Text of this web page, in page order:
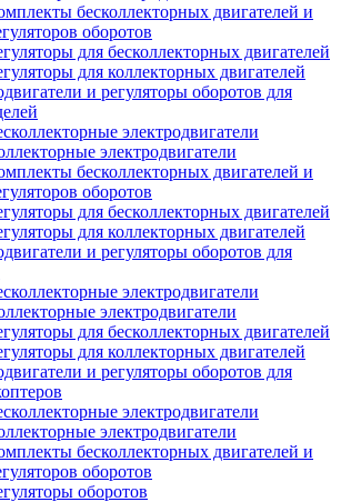
бесколлекторных двигателей и
оборотов
для бесколлекторных двигателей
для коллекторных двигателей
и регуляторы оборотов для
электродвигатели
электродвигатели
бесколлекторных двигателей и
оборотов
для бесколлекторных двигателей
для коллекторных двигателей
и регуляторы оборотов для
электродвигатели
электродвигатели
для бесколлекторных двигателей
для коллекторных двигателей
и регуляторы оборотов для
электродвигатели
электродвигатели
бесколлекторных двигателей и
оборотов
оборотов